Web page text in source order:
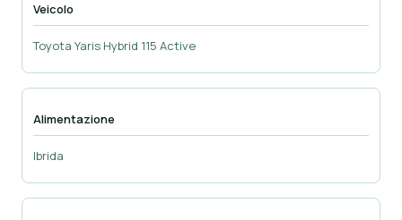
Veicolo
Toyota Yaris Hybrid 115 Active
Alimentazione
Ibrida